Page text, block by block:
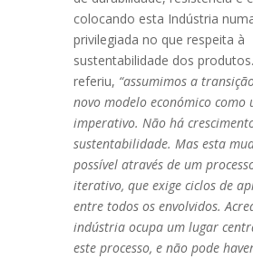
colocando esta Indústria
privilegiada no que respeita à
sustentabilidade dos
referiu, “assumimos a
novo modelo económico como
imperativo. Não há
sustentabilidade. Mas esta
possível através de um
iterativo, que exige ciclos de
entre todos os envolvidos.
indústria ocupa um lugar
este processo, e não pode